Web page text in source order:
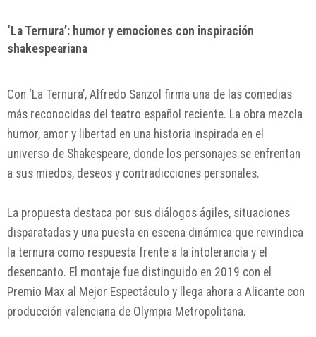
‘La Ternura’: humor y emociones con inspiración
shakespeariana
Con ‘La Ternura’, Alfredo Sanzol firma una de las comedias
más reconocidas del teatro español reciente. La obra mezcla
humor, amor y libertad en una historia inspirada en el
universo de Shakespeare, donde los personajes se enfrentan
a sus miedos, deseos y contradicciones personales.
La propuesta destaca por sus diálogos ágiles, situaciones
disparatadas y una puesta en escena dinámica que reivindica
la ternura como respuesta frente a la intolerancia y el
desencanto. El montaje fue distinguido en 2019 con el
Premio Max al Mejor Espectáculo y llega ahora a Alicante con
producción valenciana de Olympia Metropolitana.